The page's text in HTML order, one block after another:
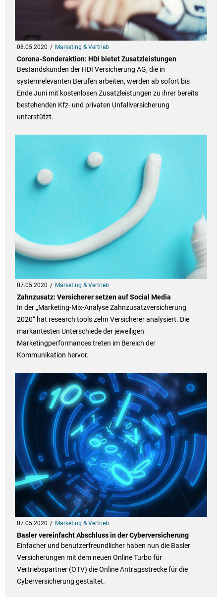
08.05.2020 Marketing & Vertrieb
Corona-Sonderaktion: HDI bietet Zusatzleistungen
Bestandskunden der HDI Versicherung AG, die in
systemrelevanten Berufen arbeiten, werden ab sofort bis
Ende Juni mit kostenlosen Zusatzleistungen zu ihrer bereits
bestehenden Kfz- und privaten Unfallversicherung
unterstützt.
07.05.2020 Marketing & Vertrieb
Zahnzusatz: Versicherer setzen auf Social Media
In der „Marketing-Mix-Analyse Zahnzusatzversicherung
2020“ hat research tools zehn Versicherer analysiert. Die
markantesten Unterschiede der jeweiligen
Marketingperformances treten im Bereich der
Kommunikation hervor.
07.05.2020 Marketing & Vertrieb
Basler vereinfacht Abschluss in der Cyberversicherung
Einfacher und benutzerfreundlicher haben nun die Basler
Versicherungen mit dem neuen Online Turbo für
Vertriebspartner (OTV) die Online Antragsstrecke für die
Cyberversicherung gestaltet.